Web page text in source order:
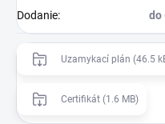
Dodanie: do
Uzamykací plán (46.5
Certifikát (1.6 MB)